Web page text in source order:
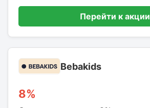
Перейти к акции
Bebakids
8%